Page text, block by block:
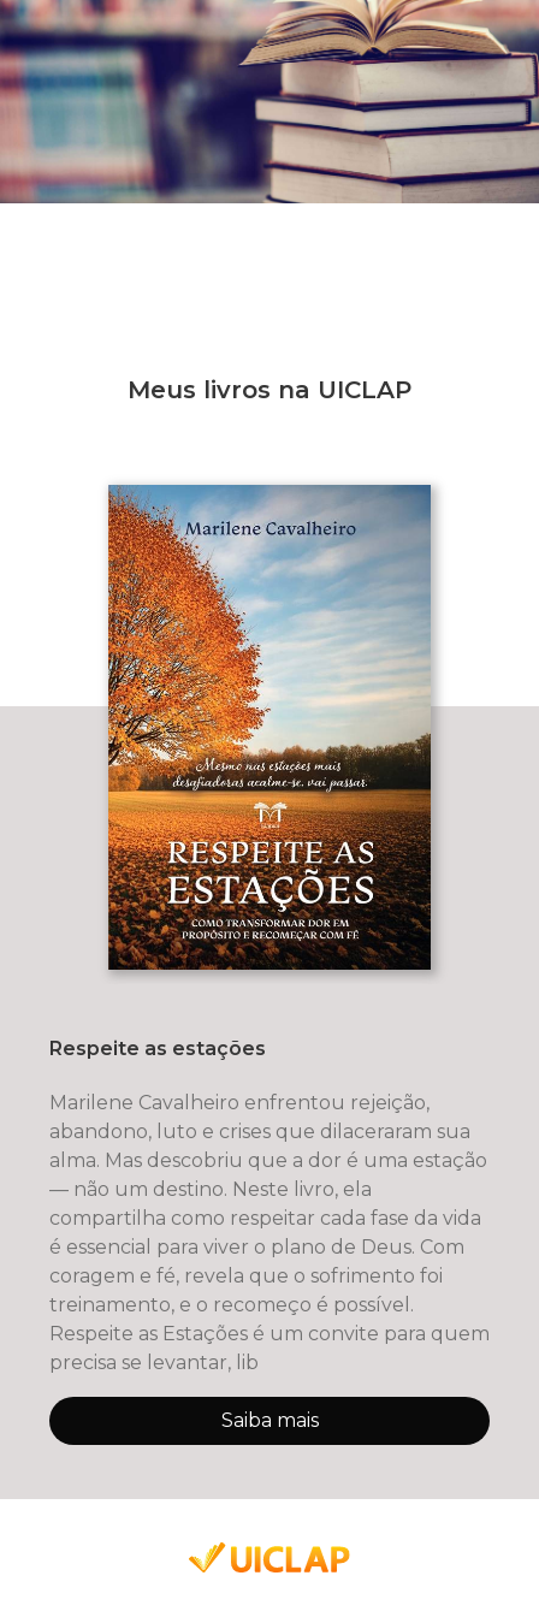
Meus livros na UICLAP
Respeite as estações
Marilene Cavalheiro enfrentou rejeição,
abandono, luto e crises que dilaceraram sua
alma. Mas descobriu que a dor é uma estação
— não um destino. Neste livro, ela
compartilha como respeitar cada fase da vida
é essencial para viver o plano de Deus. Com
coragem e fé, revela que o sofrimento foi
treinamento, e o recomeço é possível.
Respeite as Estações é um convite para quem
precisa se levantar, lib
Saiba mais